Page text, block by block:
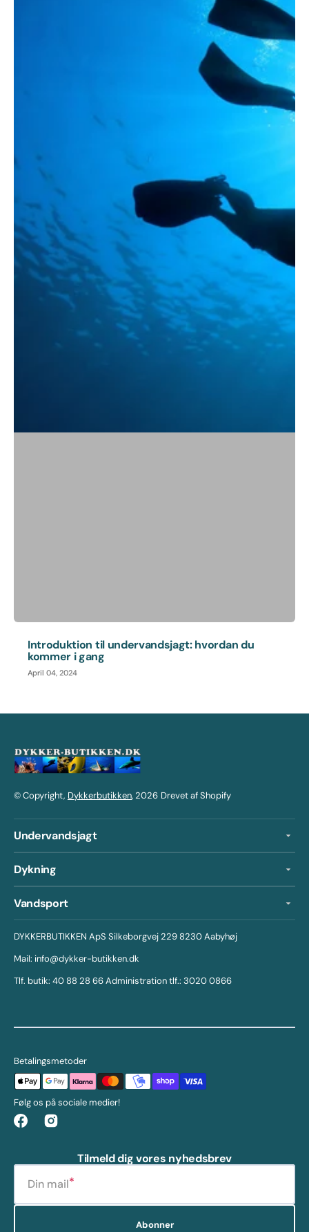
Introduktion til undervandsjagt: hvordan du
kommer i gang
April 04, 2024
© Copyright, Dykkerbutikken, 2026 Drevet af Shopify
Undervandsjagt
Dykning
Vandsport
DYKKERBUTIKKEN ApS Silkeborgvej 229 8230 Aabyhøj
Mail: info@dykker-butikken.dk
Tlf. butik: 40 88 28 66 Administration tlf.: 3020 0866
Betalingsmetoder
Følg os på sociale medier!
FacebookInstagram
Tilmeld dig vores nyhedsbrev
Din mail
Abonner